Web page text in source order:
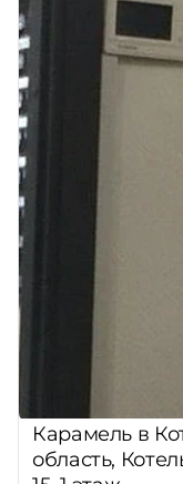
Карамель в
область,